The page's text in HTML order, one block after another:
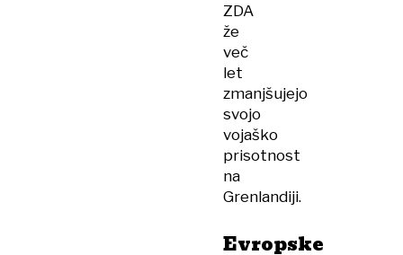
ZDA
že
več
let
zmanjšujejo
svojo
vojaško
prisotnost
na
Grenlandiji.
Evropske